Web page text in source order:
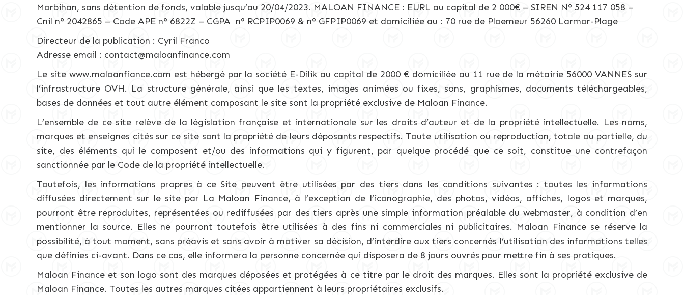
Morbihan, sans détention de fonds, valable jusqu’au 20/04/2023. MALOAN FINANCE : EURL au capital de 2 000€ – SIREN N° 524 117 058 –
Cnil n° 2042865 – Code APE n° 6822Z – CGPA n° RCPIP0069 & n° GFPIP0069 et domiciliée au : 70 rue de Ploemeur 56260 Larmor-Plage
Directeur de la publication : Cyril Franco
Adresse email : contact@maloanfinance.com
Le site www.maloanfiance.com est hébergé par la société E-Dilik au capital de 2000 € domiciliée au 11 rue de la métairie 56000 VANNES sur
l’infrastructure OVH. La structure générale, ainsi que les textes, images animées ou fixes, sons, graphismes, documents téléchargeables,
bases de données et tout autre élément composant le site sont la propriété exclusive de Maloan Finance.
L’ensemble de ce site relève de la législation française et internationale sur les droits d’auteur et de la propriété intellectuelle. Les noms,
marques et enseignes cités sur ce site sont la propriété de leurs déposants respectifs. Toute utilisation ou reproduction, totale ou partielle, du
site, des éléments qui le composent et/ou des informations qui y figurent, par quelque procédé que ce soit, constitue une contrefaçon
sanctionnée par le Code de la propriété intellectuelle.
Toutefois, les informations propres à ce Site peuvent être utilisées par des tiers dans les conditions suivantes : toutes les informations
diffusées directement sur le site par La Maloan Finance, à l’exception de l’iconographie, des photos, vidéos, affiches, logos et marques,
pourront être reproduites, représentées ou rediffusées par des tiers après une simple information préalable du webmaster, à condition d’en
mentionner la source. Elles ne pourront toutefois être utilisées à des fins ni commerciales ni publicitaires. Maloan Finance se réserve la
possibilité, à tout moment, sans préavis et sans avoir à motiver sa décision, d’interdire aux tiers concernés l’utilisation des informations telles
que définies ci-avant. Dans ce cas, elle informera la personne concernée qui disposera de 8 jours ouvrés pour mettre fin à ses pratiques.
Maloan Finance et son logo sont des marques déposées et protégées à ce titre par le droit des marques. Elles sont la propriété exclusive de
Maloan Finance. Toutes les autres marques citées appartiennent à leurs propriétaires exclusifs.